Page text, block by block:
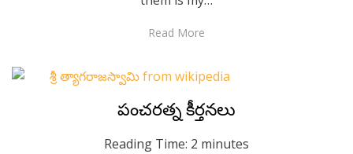
Read More
Posted
on
January 20, 2023
Telugu
పంచరత్న కీర్తనలు
Reading Time: 2 minutes